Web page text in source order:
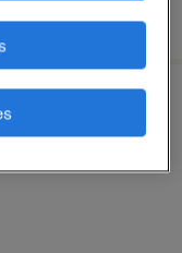
ッキング・